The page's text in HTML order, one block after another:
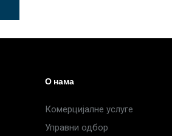
О нама
Комерцијалне услуге
Управни одбор